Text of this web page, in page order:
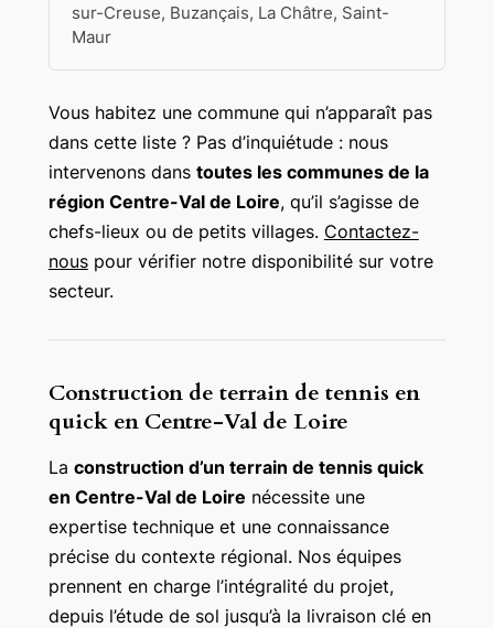
sur-Creuse, Buzançais, La Châtre, Saint-
Maur
Vous habitez une commune qui n’apparaît pas
dans cette liste ? Pas d’inquiétude : nous
intervenons dans toutes les communes de la
région Centre-Val de Loire, qu’il s’agisse de
chefs-lieux ou de petits villages. Contactez-
nouspour vérifier notre disponibilité sur votre
secteur.
Construction de terrain de tennis en
quick en Centre-Val de Loire
La construction d’un terrain de tennis quick
en Centre-Val de Loire nécessite une
expertise technique et une connaissance
précise du contexte régional. Nos équipes
prennent en charge l’intégralité du projet,
depuis l’étude de sol jusqu’à la livraison clé en